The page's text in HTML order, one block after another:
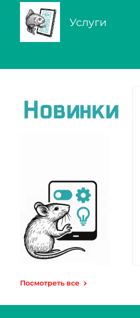
Услуги
Посмотреть все